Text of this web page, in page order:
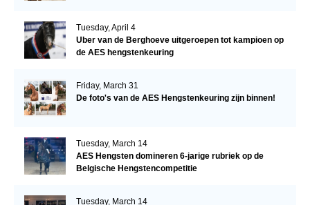
Tuesday, April 4
Uber van de Berghoeve uitgeroepen tot kampioen op
de AES hengstenkeuring
Friday, March 31
De foto's van de AES Hengstenkeuring zijn binnen!
Tuesday, March 14
AES Hengsten domineren 6-jarige rubriek op de
Belgische Hengstencompetitie
Tuesday, March 14